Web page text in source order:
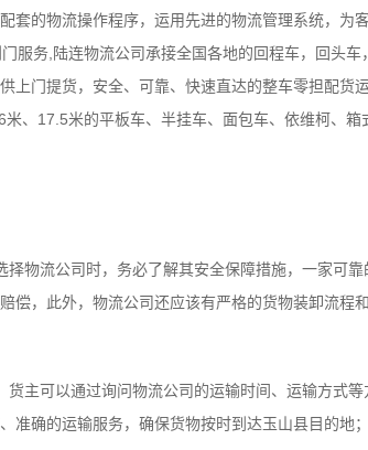
的物流操作程序，运用先进的物流管理系统，为
服务,陆连物流公司承接全国各地的回程车，回头
上门提货，安全、可靠、快速直达的整车零担配货
、17.5米的平板车、半挂车、面包车、依维柯、箱
流公司时，务必了解其安全保障措施，一家可靠
偿，此外，物流公司还应该有严格的货物装卸流程
可以通过询问物流公司的运输时间、运输方式等
确的运输服务，确保货物按时到达玉山县目的地；